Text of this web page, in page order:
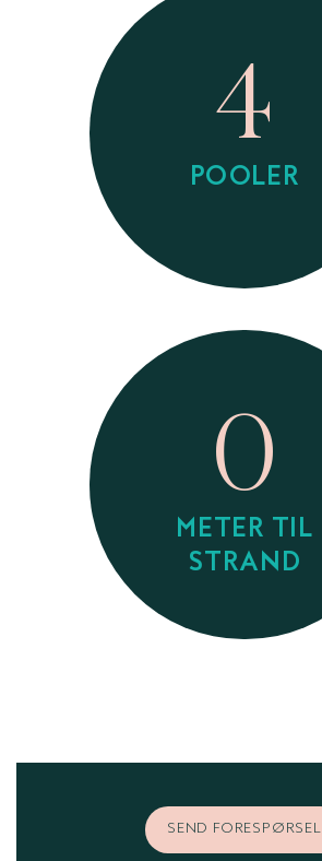
4
POOLER
0
METER TIL
STRAND
SEND FORESPØRSEL